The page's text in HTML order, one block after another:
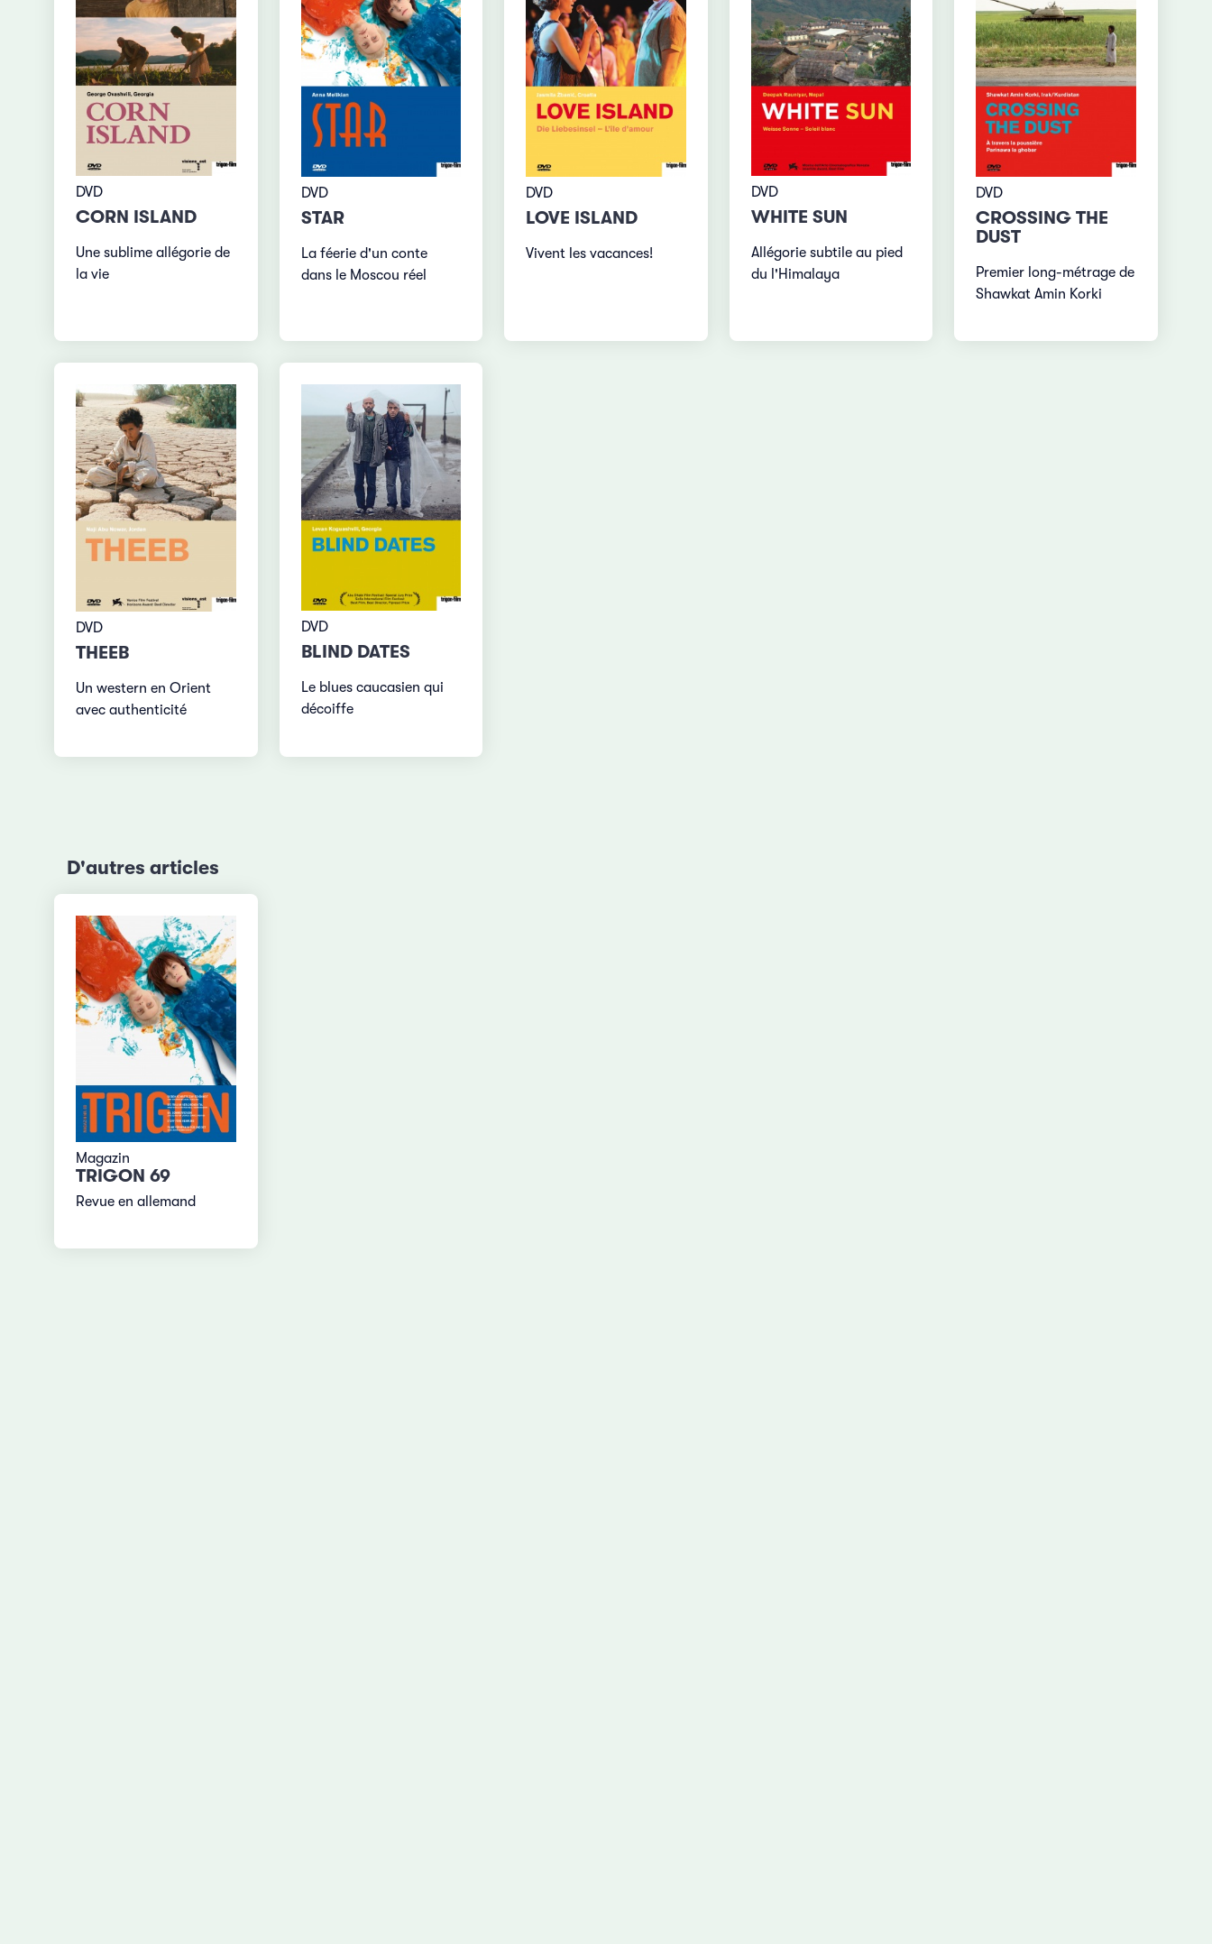
DVD
CORN ISLAND
Une sublime allégorie de
la vie
DVD
STAR
La féerie d'un conte
dans le Moscou réel
DVD
LOVE ISLAND
Vivent les vacances!
DVD
WHITE SUN
Allégorie subtile au pied
du l'Himalaya
DVD
CROSSING THE
DUST
Premier long-métrage de
Shawkat Amin Korki
DVD
THEEB
Un western en Orient
avec authenticité
DVD
BLIND DATES
Le blues caucasien qui
décoiffe
D'autres articles
Magazin
TRIGON 69
Revue en allemand